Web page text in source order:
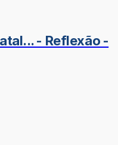
- Reflexão -